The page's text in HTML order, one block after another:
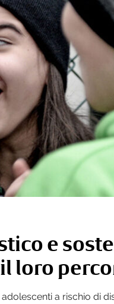
e
loro
a rischio di